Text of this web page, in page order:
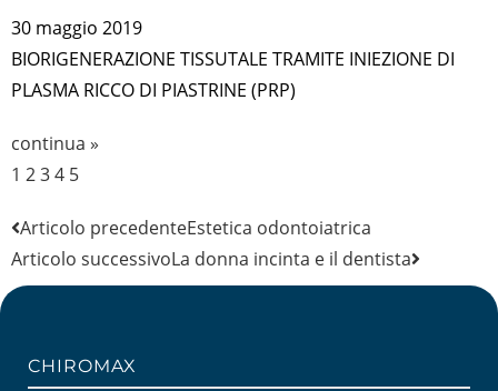
30 maggio 2019
BIORIGENERAZIONE TISSUTALE TRAMITE INIEZIONE DI
PLASMA RICCO DI PIASTRINE (PRP)
continua »
1 234 5
Articolo precedenteEstetica odontoiatrica
Articolo successivoLa donna incinta e il dentista
CHIROMAX